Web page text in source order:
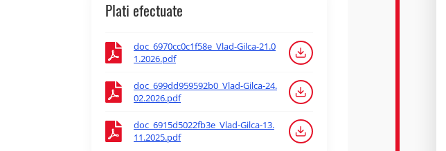
Plati efectuate
doc_6970cc0c1f58e_Vlad-Gilca-21.0
1.2026.pdf
doc_699dd959592b0_Vlad-Gilca-24.
02.2026.pdf
doc_6915d5022fb3e_Vlad-Gilca-13.
11.2025.pdf